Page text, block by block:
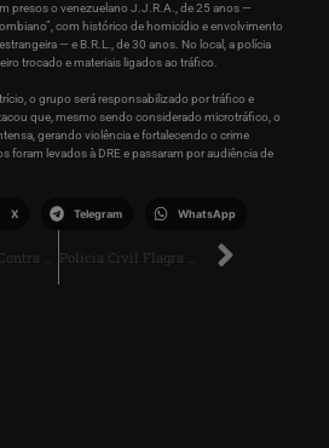
presos o venezuelano J.J.R.A., de 25 anos —
com histórico de homicídio e envolvimento
— e B.R.L., de 30 anos. No local, a polícia
trocado e materiais ligados ao tráfico.
o grupo será responsabilizado por tráfico e
que, mesmo sendo considerado microtráfico, o
gerando violência e fortalecendo o crime
foram levados à DRE e passaram por audiência de
X Telegram WhatsApp